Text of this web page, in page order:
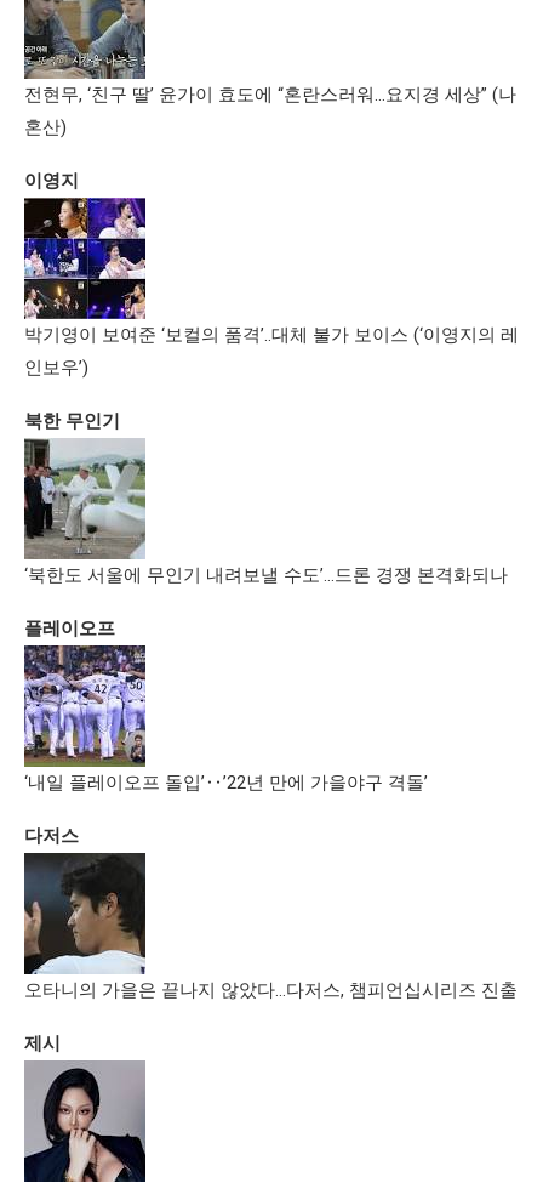
전현무, ‘친구 딸’ 윤가이 효도에 “혼란스러워…요지경 세상” (나
혼산)
이영지
박기영이 보여준 ‘보컬의 품격’..대체 불가 보이스 (‘이영지의 레
인보우’)
북한 무인기
‘북한도 서울에 무인기 내려보낼 수도’…드론 경쟁 본격화되나
플레이오프
‘내일 플레이오프 돌입’‥’22년 만에 가을야구 격돌’
다저스
오타니의 가을은 끝나지 않았다…다저스, 챔피언십시리즈 진출
제시